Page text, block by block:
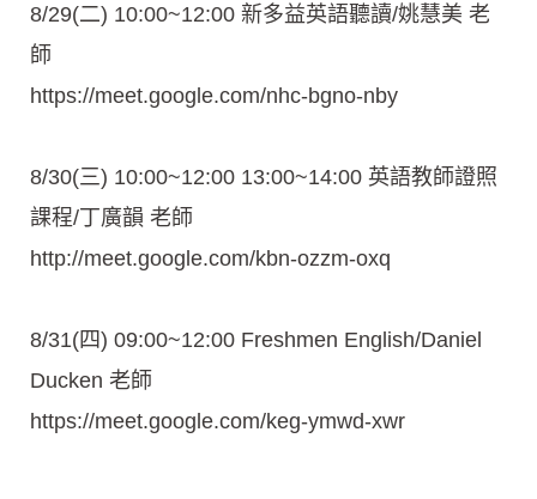
8/29(二) 10:00~12:00 新多益英語聽讀/姚慧美 老
師
https://meet.google.com/nhc-bgno-nby
8/30(三) 10:00~12:00 13:00~14:00 英語教師證照
課程/丁廣韻 老師
http://meet.google.com/kbn-ozzm-oxq
8/31(四) 09:00~12:00 Freshmen English/Daniel
Ducken 老師
https://meet.google.com/keg-ymwd-xwr